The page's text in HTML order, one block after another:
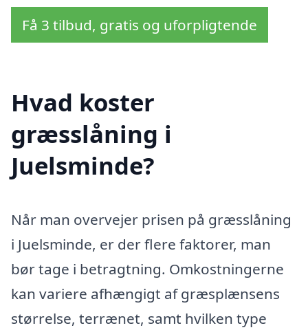
Få 3 tilbud, gratis og uforpligtende
Hvad koster
græsslåning i
Juelsminde?
Når man overvejer prisen på græsslåning
i Juelsminde, er der flere faktorer, man
bør tage i betragtning. Omkostningerne
kan variere afhængigt af græsplænsens
størrelse, terrænet, samt hvilken type